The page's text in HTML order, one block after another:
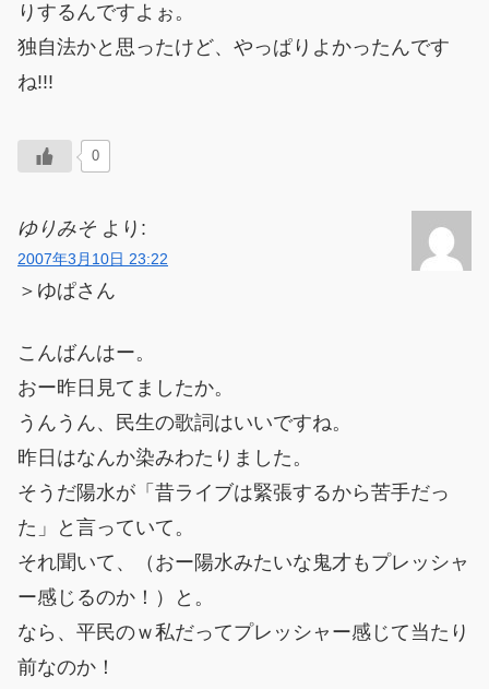
りするんですよぉ。
独自法かと思ったけど、やっぱりよかったんです
ね!!!
0
ゆりみそ より:
2007年3月10日 23:22
＞ゆぱさん
こんばんはー。
おー昨日見てましたか。
うんうん、民生の歌詞はいいですね。
昨日はなんか染みわたりました。
そうだ陽水が「昔ライブは緊張するから苦手だっ
た」と言っていて。
それ聞いて、（おー陽水みたいな鬼才もプレッシャ
ー感じるのか！）と。
なら、平民のｗ私だってプレッシャー感じて当たり
前なのか！